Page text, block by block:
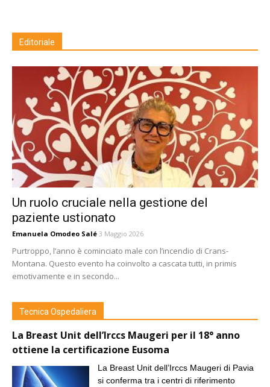
Editoriale
Un ruolo cruciale nella gestione del
paziente ustionato
Emanuela Omodeo Salé 3 Maggio 2026
Purtroppo, l’anno è cominciato male con l’incendio di Crans-
Montana. Questo evento ha coinvolto a cascata tutti, in primis
emotivamente e in secondo...
Tecnica Ospedaliera
La Breast Unit dell’Irccs Maugeri per il 18° anno
ottiene la certificazione Eusoma
La Breast Unit dell’Irccs Maugeri di Pavia
si conferma tra i centri di riferimento